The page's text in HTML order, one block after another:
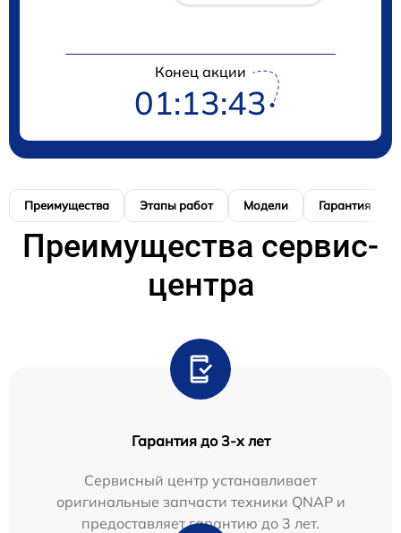
Конец акции
01:13:42
Преимущества Этапы работ Модели Гарантия
Преимущества сервис-
центра
Гарантия до 3-х лет
Сервисный центр устанавливает
оригинальные запчасти техники QNAP и
предоставляет гарантию до 3 лет.